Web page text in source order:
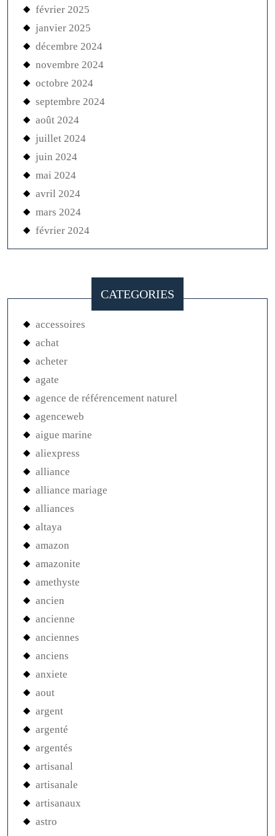
achat
acheter
agate
agence de référencement naturel
agenceweb
aigue marine
aliexpress
alliance
alliance mariage
alliances
altaya
amazon
amazonite
amethyste
anciens
anxiete
aout
argent
argenté
argentés
artisanal
artisanale
artisanaux
astro
aventurine
avis
bague
bague argent
bague de fiancailles
bague de mariage
bague diamant
bague emeraude
bague en diamant
bague fiançaille
bague fiancaille
bague fiancailles
bague fiançailles
bague mariage
bague or
bague or fiancaille
bague saphir
bague solitaire